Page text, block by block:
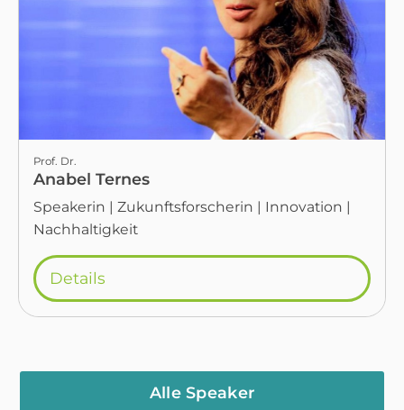
Prof. Dr.
Anabel Ternes
Speakerin | Zukunftsforscherin | Innovation |
Nachhaltigkeit
Details
Alle Speaker